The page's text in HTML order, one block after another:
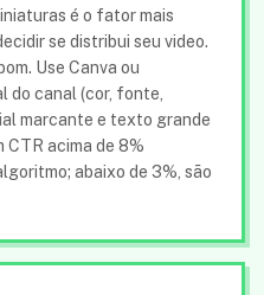
é o fator mais
se distribui seu video.
Use Canva ou
do canal (cor, fonte,
marcante e texto grande
CTR acima de 8%
abaixo de 3%, são